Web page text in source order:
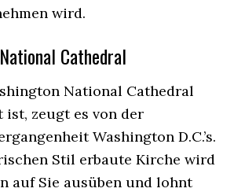
wird.
Cathedral
National Cathedral
zeugt es von der
Washington D.C.’s.
Stil erbaute Kirche wird
auf Sie ausüben und lohnt